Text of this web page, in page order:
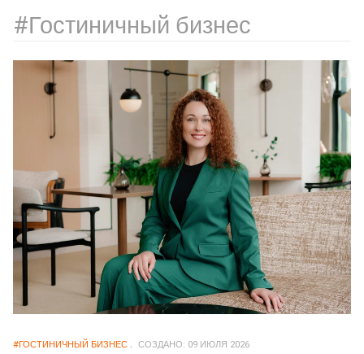
#Гостиничный бизнес
#ГОСТИНИЧНЫЙ БИЗНЕС СОЗДАНО: 09 ИЮЛЯ 2026